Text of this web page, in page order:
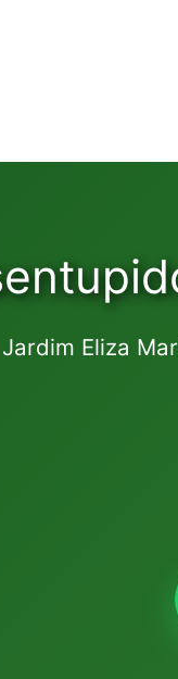
Eliza